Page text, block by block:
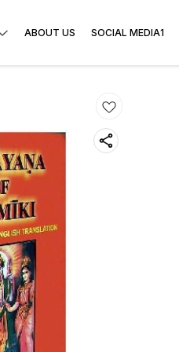
ABOUT US SOCIAL MEDIA1